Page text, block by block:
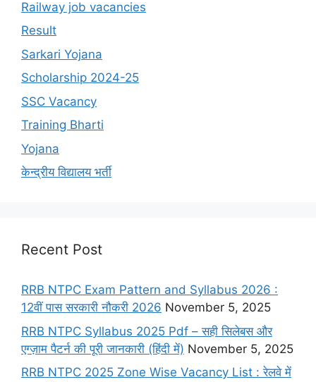
Railway job vacancies
Result
Sarkari Yojana
Scholarship 2024-25
SSC Vacancy
Training Bharti
Yojana
केन्द्रीय विद्यालय भर्ती
Recent Post
RRB NTPC Exam Pattern and Syllabus 2026 :
12वीं पास सरकारी नौकरी 2026 November 5, 2025
RRB NTPC Syllabus 2025 Pdf – सही सिलेबस और
एग्ज़ाम पैटर्न की पूरी जानकारी (हिंदी में) November 5, 2025
RRB NTPC 2025 Zone Wise Vacancy List : रेलवे में